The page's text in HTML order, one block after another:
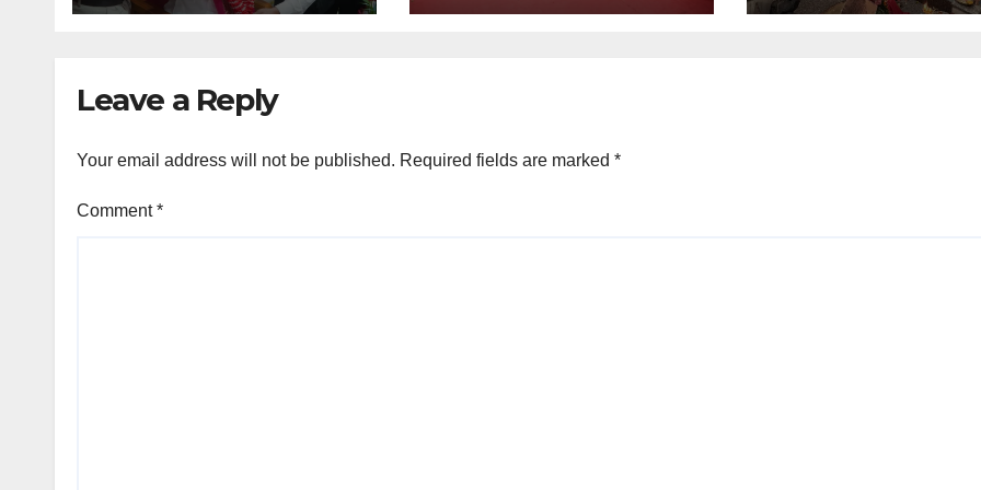
Leave a Reply
Your email address will not be published. Required fields are marked *
Comment*